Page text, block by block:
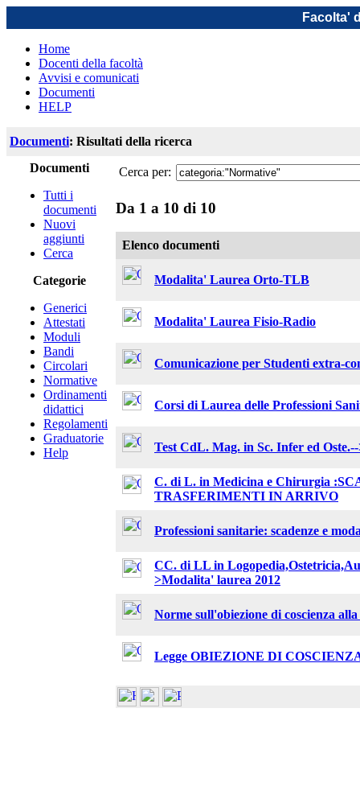
Facolta'
Home
Docenti della facoltà
Avvisi e comunicati
Documenti
HELP
Documenti: Risultati della ricerca
Documenti
Tutti i
documenti
Nuovi
aggiunti
Cerca
Categorie
Generici
Attestati
Moduli
Bandi
Circolari
Normative
Ordinamenti
didattici
Regolamenti
Graduatorie
Help
Cerca per:
Da 1 a 10 di 10
Elenco documenti
Modalita' Laurea Orto-TLB
Modalita' Laurea Fisio-Radio
Comunicazione per Studenti extra-
Corsi di Laurea delle Professioni
Test CdL. Mag. in Sc. Infer ed
C. di L. in Medicina e Chirurgia
TRASFERIMENTI IN ARRIVO
Professioni sanitarie: scadenze e
CC. di LL in
>Modalita' laurea 2012
Norme sull'obiezione di coscienza
Legge OBIEZIONE DI